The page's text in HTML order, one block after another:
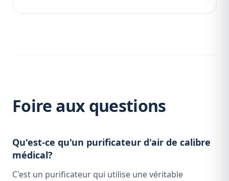
Foire aux questions
Qu'est-ce qu'un purificateur d'air de calibre
médical?
C'est un purificateur qui utilise une véritable